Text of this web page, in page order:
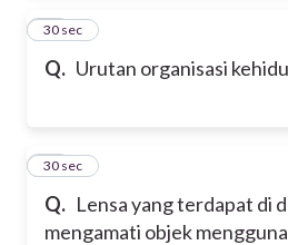
Q. Urutan organisasi
17
30 sec
Q. Lensa yang terdapat di
mengamati objek
18
30 sec